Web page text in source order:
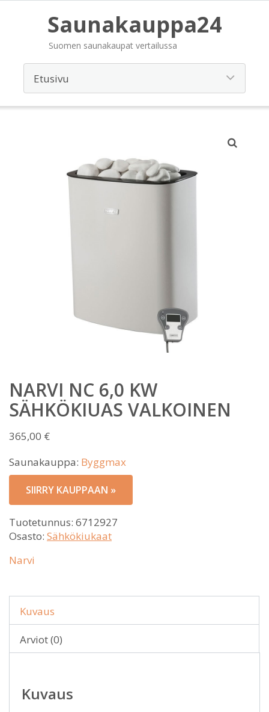
Saunakauppa24
Suomen saunakaupat vertailussa
NARVI NC 6,0 KW
SÄHKÖKIUAS VALKOINEN
365,00 €
Saunakauppa: Byggmax
SIIRRY KAUPPAAN »
Tuotetunnus: 6712927
Osasto: Sähkökiukaat
Narvi
Kuvaus
Arviot (0)
Kuvaus